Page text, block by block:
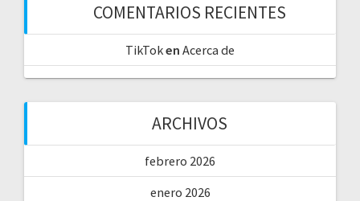
COMENTARIOS RECIENTES
TikToken Acerca de
ARCHIVOS
febrero 2026
enero 2026